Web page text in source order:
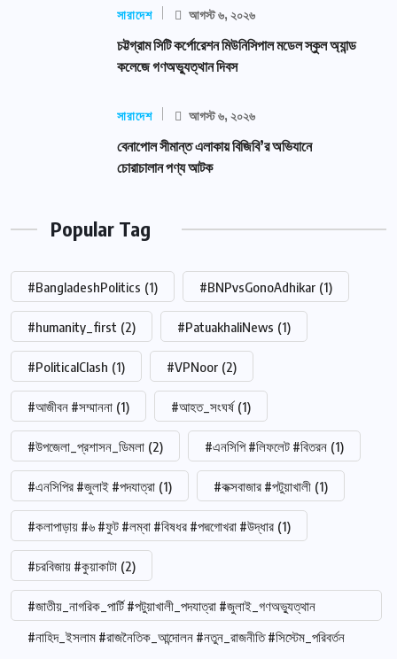
সারাদেশ আগস্ট ৬, ২০২৬
চট্টগ্রাম সিটি কর্পোরেশন মিউনিসিপাল মডেল স্কুল অ্যান্ড
কলেজে গণঅভ্যুত্থান দিবস
সারাদেশ আগস্ট ৬, ২০২৬
বেনাপোল সীমান্ত এলাকায় বিজিবি’র অভিযানে
চোরাচালান পণ্য আটক
Popular Tag
#BangladeshPolitics (1) #BNPvsGonoAdhikar (1)
#humanity_first (2) #PatuakhaliNews (1)
#PoliticalClash (1) #VPNoor (2)
#আজীবন #সম্মাননা (1) #আহত_সংঘর্ষ (1)
#উপজেলা_প্রশাসন_ডিমলা (2) #এনসিপি #লিফলেট #বিতরন (1)
#এনসিপির #জুলাই #পদযাত্রা (1) #কক্সবাজার #পটুয়াখালী (1)
#কলাপাড়ায় #৬ #ফুট #লম্বা #বিষধর #পদ্মগোখরা #উদ্ধার (1)
#চরবিজায় #কুয়াকাটা (2)
#জাতীয়_নাগরিক_পার্টি #পটুয়াখালী_পদযাত্রা #জুলাই_গণঅভ্যুত্থান
#নাহিদ_ইসলাম #রাজনৈতিক_আন্দোলন #নতুন_রাজনীতি #সিস্টেম_পরিবর্তন